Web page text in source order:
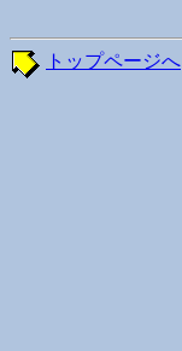
トップページへ